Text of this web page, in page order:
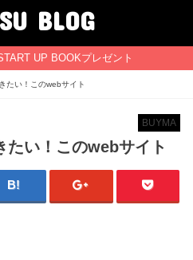
BLOG
UP BOOKプレゼント
たい！このwebサイト
BUYMA
たい！このwebサイト